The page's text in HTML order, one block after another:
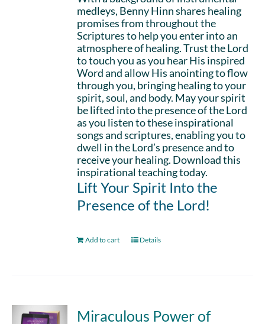
medleys, Benny Hinn shares healing
promises from throughout the
Scriptures to help you enter into an
atmosphere of healing. Trust the Lord
to touch you as you hear His inspired
Word and allow His anointing to flow
through you, bringing healing to your
spirit, soul, and body. May your spirit
be lifted into the presence of the Lord
as you listen to these inspirational
songs and scriptures, enabling you to
dwell in the Lord’s presence and to
receive your healing. Download this
inspirational teaching today.
Lift Your Spirit Into the
Presence of the Lord!
Add to cart Details
Miraculous Power of